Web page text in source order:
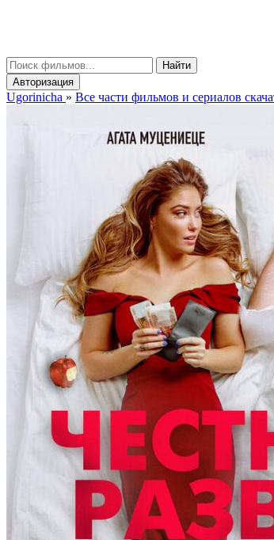
Найти
Авторизация
Ugorinicha » Все части фильмов и сериалов